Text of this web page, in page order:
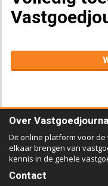
Over
Dit online platform voor
elkaar brengen van
kennis in de gehele
Contact